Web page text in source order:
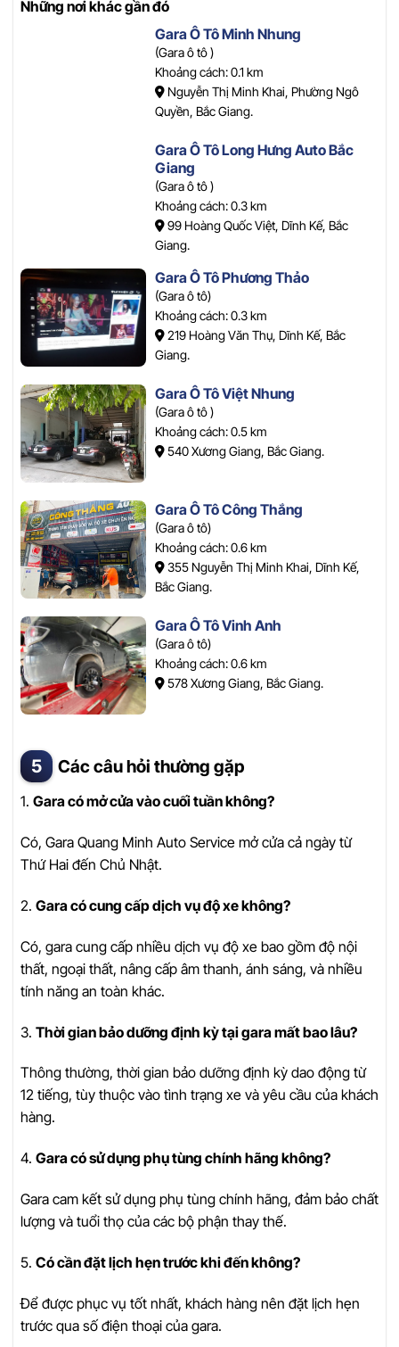
Những nơi khác gần đó
Gara Ô Tô Minh Nhung
(Gara ô tô )
Khoảng cách: 0.1 km
Nguyễn Thị Minh Khai, Phường Ngô
Quyền, Bắc Giang.
Gara Ô Tô Long Hưng Auto Bắc
Giang
(Gara ô tô )
Khoảng cách: 0.3 km
99 Hoàng Quốc Việt, Dĩnh Kế, Bắc
Giang.
Gara Ô Tô Phương Thảo
(Gara ô tô)
Khoảng cách: 0.3 km
219 Hoàng Văn Thụ, Dĩnh Kế, Bắc
Giang.
Gara Ô Tô Việt Nhung
(Gara ô tô )
Khoảng cách: 0.5 km
540 Xương Giang, Bắc Giang.
Gara Ô Tô Công Thắng
(Gara ô tô)
Khoảng cách: 0.6 km
355 Nguyễn Thị Minh Khai, Dĩnh Kế,
Bắc Giang.
Gara Ô Tô Vinh Anh
(Gara ô tô)
Khoảng cách: 0.6 km
578 Xương Giang, Bắc Giang.
Các câu hỏi thường gặp
1. Gara có mở cửa vào cuối tuần không?
Có, Gara Quang Minh Auto Service mở cửa cả ngày từ
Thứ Hai đến Chủ Nhật.
2. Gara có cung cấp dịch vụ độ xe không?
Có, gara cung cấp nhiều dịch vụ độ xe bao gồm độ nội
thất, ngoại thất, nâng cấp âm thanh, ánh sáng, và nhiều
tính năng an toàn khác.
3. Thời gian bảo dưỡng định kỳ tại gara mất bao lâu?
Thông thường, thời gian bảo dưỡng định kỳ dao động từ
12 tiếng, tùy thuộc vào tình trạng xe và yêu cầu của khách
hàng.
4. Gara có sử dụng phụ tùng chính hãng không?
Gara cam kết sử dụng phụ tùng chính hãng, đảm bảo chất
lượng và tuổi thọ của các bộ phận thay thế.
5. Có cần đặt lịch hẹn trước khi đến không?
Để được phục vụ tốt nhất, khách hàng nên đặt lịch hẹn
trước qua số điện thoại của gara.